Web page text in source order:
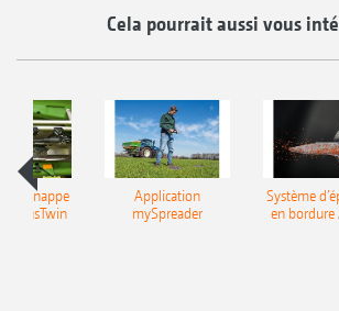
Cela pourrait aussi vous
la nappe
ArgusTwin
Application
mySpreader
Système
en bordure